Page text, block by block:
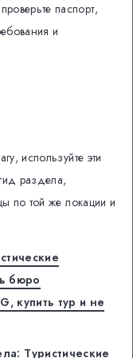
паспорт,
и
используйте эти
раздела,
по той же локации и
бюро
купить тур и не
Туристические